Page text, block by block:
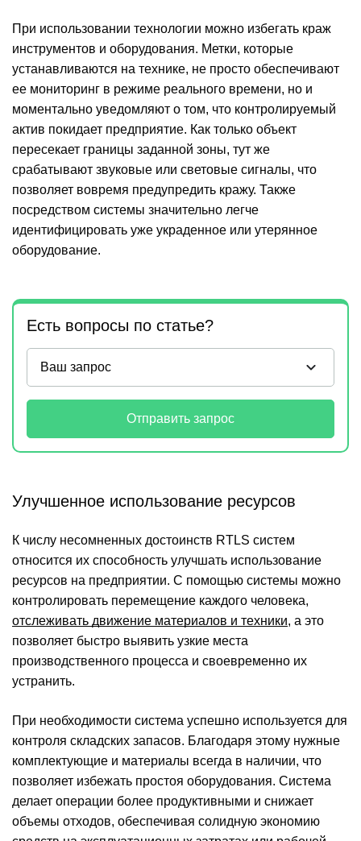
При использовании технологии можно избегать краж
инструментов и оборудования. Метки, которые
устанавливаются на технике, не просто обеспечивают
ее мониторинг в режиме реального времени, но и
моментально уведомляют о том, что контролируемый
актив покидает предприятие. Как только объект
пересекает границы заданной зоны, тут же
срабатывают звуковые или световые сигналы, что
позволяет вовремя предупредить кражу. Также
посредством системы значительно легче
идентифицировать уже украденное или утерянное
оборудование.
Есть вопросы по статье?
Отправить запрос
Улучшенное использование ресурсов
К числу несомненных достоинств RTLS систем
относится их способность улучшать использование
ресурсов на предприятии. С помощью системы можно
контролировать перемещение каждого человека,
отслеживать движение материалов и техники, а это
позволяет быстро выявить узкие места
производственного процесса и своевременно их
устранить.
При необходимости система успешно используется для
контроля складских запасов. Благодаря этому нужные
комплектующие и материалы всегда в наличии, что
позволяет избежать простоя оборудования. Система
делает операции более продуктивными и снижает
объемы отходов, обеспечивая солидную экономию